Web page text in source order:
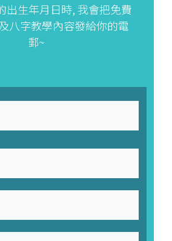
出生年月日時, 我會把免費
八字教學內容發給你的電
郵~